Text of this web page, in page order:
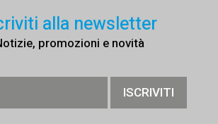
alla newsletter
promozioni e novità